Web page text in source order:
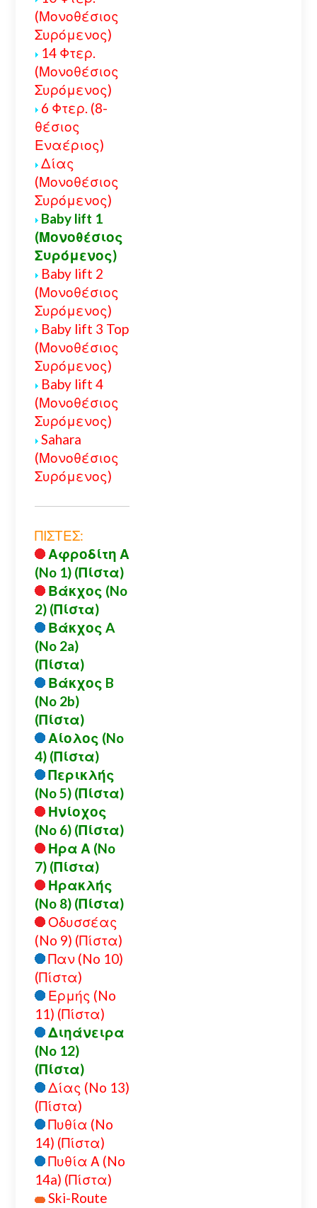
(Μονοθέσιος
Συρόμενος)
14 Φτερ.
(Μονοθέσιος
Συρόμενος)
6 Φτερ. (8-
θέσιος
Εναέριος)
Δίας
(Μονοθέσιος
Συρόμενος)
Baby lift 1
(Μονοθέσιος
Συρόμενος)
Baby lift 2
(Μονοθέσιος
Συρόμενος)
Baby lift 3 Top
(Μονοθέσιος
Συρόμενος)
Baby lift 4
(Μονοθέσιος
Συρόμενος)
Sahara
(Μονοθέσιος
Συρόμενος)
ΠΙΣΤΕΣ:
Αφροδίτη Α
(No 1) (Πίστα)
Βάκχος (No
2) (Πίστα)
Βάκχος A
(No 2a)
(Πίστα)
Βάκχος B
(No 2b)
(Πίστα)
Αίολος (No
4) (Πίστα)
Περικλής
(No 5) (Πίστα)
Ηνίοχος
(No 6) (Πίστα)
Ηρα Α (No
7) (Πίστα)
Ηρακλής
(No 8) (Πίστα)
Οδυσσέας
(No 9) (Πίστα)
Παν (No 10)
(Πίστα)
Ερμής (No
11) (Πίστα)
Διηάνειρα
(No 12)
(Πίστα)
Δίας (No 13)
(Πίστα)
Πυθία (No
14) (Πίστα)
Πυθία Α (No
14a) (Πίστα)
Ski-Route